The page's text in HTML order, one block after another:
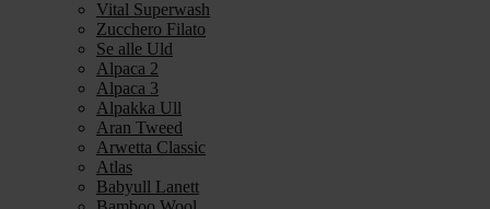
Vital Superwash
Zucchero Filato
Se alle Uld
Alpaca 2
Alpaca 3
Alpakka Ull
Aran Tweed
Arwetta Classic
Atlas
Babyull Lanett